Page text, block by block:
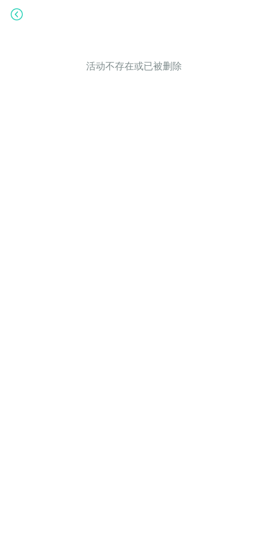
活动不存在或已被删除